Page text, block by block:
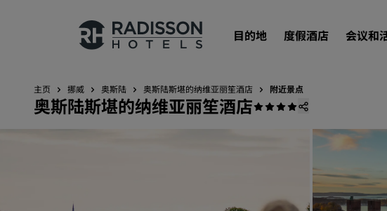
目的地 度假酒店 会议和
我们的品牌
主页 挪威 奥斯陆 奥斯陆斯堪的纳维亚丽笙酒店 附近景点
奥斯陆斯堪的纳维亚丽笙酒店